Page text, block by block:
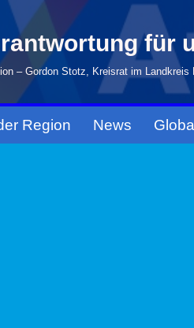
für
– Gordon Stotz, Kreisrat im Landkreis
Region News